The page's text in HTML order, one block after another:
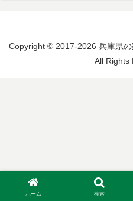
Copyright © 2017-2026 兵庫県
All Rights
ホーム 検索